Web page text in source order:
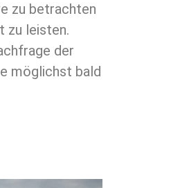
zu betrachten
zu leisten.
der
möglichst bald